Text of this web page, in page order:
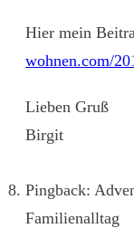
Hier mein
wohnen.com/
Lieben Gruß
Birgit
Pingback:
Familienalltag